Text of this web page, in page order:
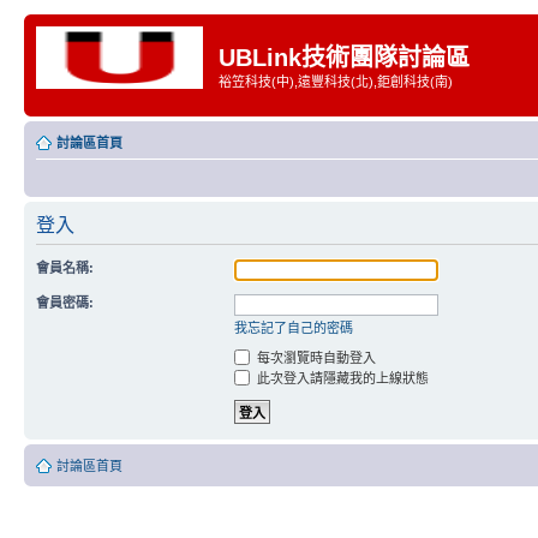
UBLink技術團隊討論區
裕笠科技(中),遠豐科技(北),鉅創科技(南)
討論區首頁
登入
會員名稱:
會員密碼:
我忘記了自己的密碼
每次瀏覽時自動登入
此次登入請隱藏我的上線狀態
討論區首頁